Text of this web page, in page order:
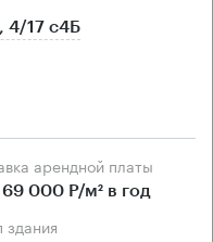
4/17 с4Б
арендной платы
69 000 Р/м² в год
здания